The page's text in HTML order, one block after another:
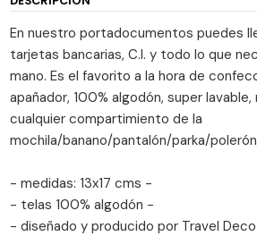
En nuestro portadocumentos puedes
tarjetas bancarias, C.I. y todo lo que
mano. Es el favorito a la hora de
apañador, 100% algodón, super
cualquier compartimiento de la
mochila/banano/pantalón/parka/
- medidas: 13x17 cms -
- telas 100% algodón -
- diseñado y producido por Travel